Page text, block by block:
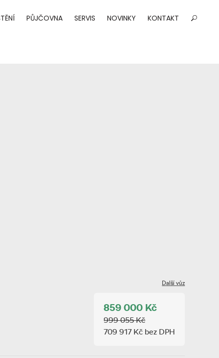
PŮJČOVNA SERVIS NOVINKY KONTAKT
Další vůz
859 000 Kč
999 055 Kč
709 917 Kč bez DPH